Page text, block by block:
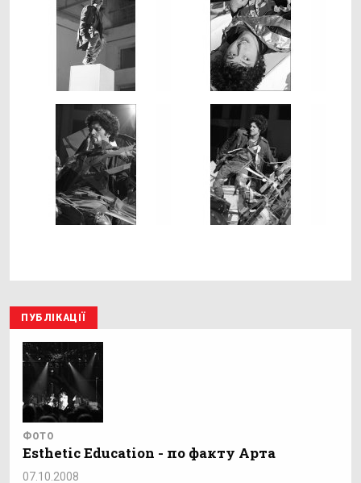
ПУБЛІКАЦІЇ
ФОТО
Esthetic Education - по факту Арта
07.10.2008